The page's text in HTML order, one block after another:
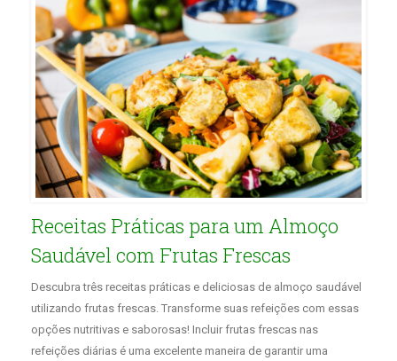
Receitas Práticas para um Almoço
Saudável com Frutas Frescas
Descubra três receitas práticas e deliciosas de almoço saudável
utilizando frutas frescas. Transforme suas refeições com essas
opções nutritivas e saborosas! Incluir frutas frescas nas
refeições diárias é uma excelente maneira de garantir uma